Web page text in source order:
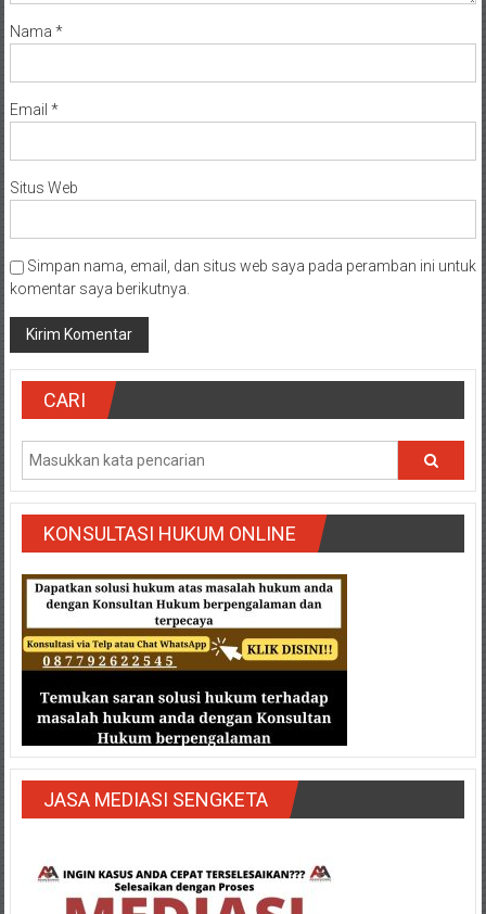
Nama *
Email *
Situs Web
Simpan nama, email, dan situs web saya pada peramban ini untuk
komentar saya berikutnya.
CARI
KONSULTASI HUKUM ONLINE
JASA MEDIASI SENGKETA